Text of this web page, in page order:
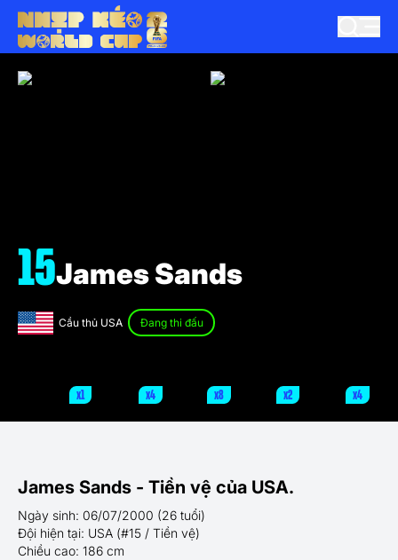
Cầu thủ USA Đang thi đấu
15James Sands
x1 x4 x8 x2 x4
James Sands - Tiền vệ của USA.
Ngày sinh: 06/07/2000 (26 tuổi)
Đội hiện tại: USA (#15 / Tiền vệ)
Chiều cao: 186 cm